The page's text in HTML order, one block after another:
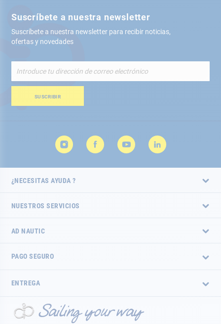
Suscríbete a nuestra newsletter
Suscríbete a nuestra newsletter para recibir noticias,
ofertas y novedades
nuestro
de
SUSCRIBIR
¿NECESITAS AYUDA ?
NUESTROS SERVICIOS
AD NAUTIC
PAGO SEGURO
ENTREGA